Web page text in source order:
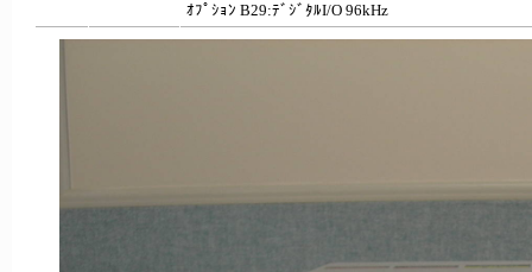
ｵﾌﾟｼｮﾝ B29:ﾃﾞｼﾞﾀﾙI/O 96kHz